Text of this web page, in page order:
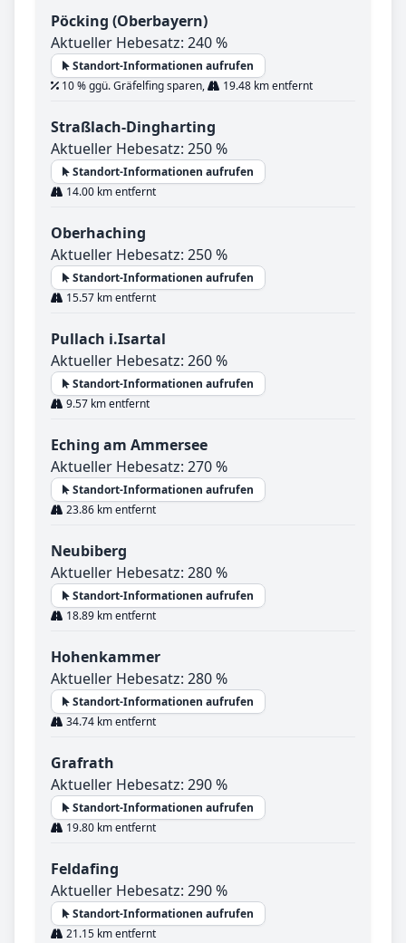
Pöcking (Oberbayern)
Aktueller Hebesatz: 240 %
Standort-Informationen aufrufen
10 % ggü. Gräfelfing sparen,
19.48 km entfernt
Straßlach-Dingharting
Aktueller Hebesatz: 250 %
Standort-Informationen aufrufen
14.00 km entfernt
Oberhaching
Aktueller Hebesatz: 250 %
Standort-Informationen aufrufen
15.57 km entfernt
Pullach i.Isartal
Aktueller Hebesatz: 260 %
Standort-Informationen aufrufen
9.57 km entfernt
Eching am Ammersee
Aktueller Hebesatz: 270 %
Standort-Informationen aufrufen
23.86 km entfernt
Neubiberg
Aktueller Hebesatz: 280 %
Standort-Informationen aufrufen
18.89 km entfernt
Hohenkammer
Aktueller Hebesatz: 280 %
Standort-Informationen aufrufen
34.74 km entfernt
Grafrath
Aktueller Hebesatz: 290 %
Standort-Informationen aufrufen
19.80 km entfernt
Feldafing
Aktueller Hebesatz: 290 %
Standort-Informationen aufrufen
21.15 km entfernt